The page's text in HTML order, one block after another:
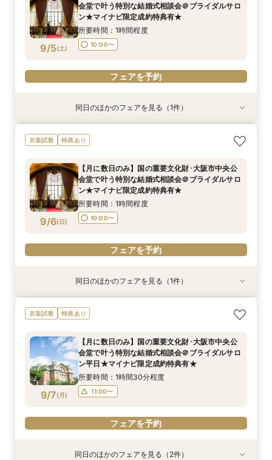
9/4(金) 10:00〜
フェアを予約
9/4(金) 11:00〜
フェアを予約
9/5(土)
会堂で叶う特別な結婚式相談会＠ブライダルサロ
ン★マイナビ限定成約特典有★
所要時間：1時間程度
10:00〜
フェアを予約
特典あり
9/5(土)
【フォト＋会食・相談会】国の重要文化財･大阪
市中央公会堂で叶えるフォトウエディング相談会
所要時間：3時間程度
10:00〜
フェアを予約
同日のほかのフェアを見る（1件）
衣装試着 特典あり
9/6(日)
【月に数日のみ】国の重要文化財･大阪市中央公
会堂で叶う特別な結婚式相談会＠ブライダルサロ
ン★マイナビ限定成約特典有★
所要時間：1時間程度
10:00〜
フェアを予約
特典あり
9/6(日)
【フォト＋会食・相談会】国の重要文化財･大阪
市中央公会堂で叶えるフォトウエディング相談会
所要時間：3時間程度
10:00〜
フェアを予約
同日のほかのフェアを見る（1件）
衣装試着 特典あり
9/7(月)
【月に数日のみ】国の重要文化財･大阪市中央公
会堂で叶う特別な結婚式相談会＠ブライダルサロ
ン平日★マイナビ限定成約特典有★
所要時間：1時間30分程度
11:00〜
フェアを予約
特典あり同日のほかのフェアを見る（2件）